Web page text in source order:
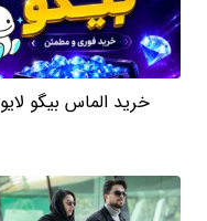
خرید الماس بیگو لایو